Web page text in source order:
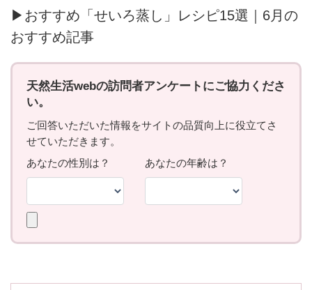
▶おすすめ「せいろ蒸し」レシピ15選｜6月の
おすすめ記事